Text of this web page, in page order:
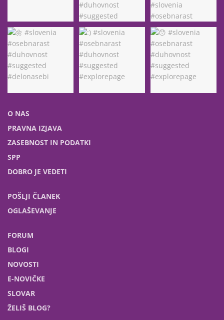
O NAS
PRAVNA IZJAVA
ZASEBNOST IN PODATKI
SPP
DOBRO JE VEDETI
POŠLJI ČLANEK
OGLAŠEVANJE
FORUM
BLOGI
NOVOSTI
E-NOVIČKE
SLOVAR
ŽELIŠ BLOG?